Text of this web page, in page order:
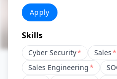
Apply
Skills
Cyber Security* Sales*
Sales Engineering*